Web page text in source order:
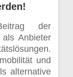
der
Anbieter
und
alternative